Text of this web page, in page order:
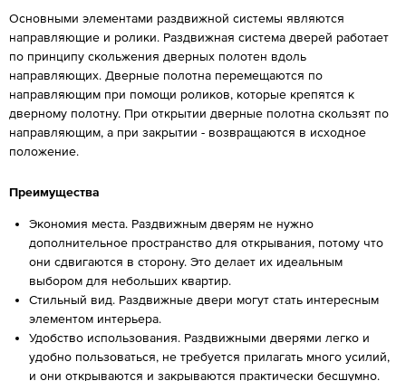
Основными элементами раздвижной системы являются
направляющие и ролики. Раздвижная система дверей работает
по принципу скольжения дверных полотен вдоль
направляющих. Дверные полотна перемещаются по
направляющим при помощи роликов, которые крепятся к
дверному полотну. При открытии дверные полотна скользят по
направляющим, а при закрытии - возвращаются в исходное
положение.
Преимущества
Экономия места. Раздвижным дверям не нужно
дополнительное пространство для открывания, потому что
они сдвигаются в сторону. Это делает их идеальным
выбором для небольших квартир.
Стильный вид. Раздвижные двери могут стать интересным
элементом интерьера.
Удобство использования. Раздвижными дверями легко и
удобно пользоваться, не требуется прилагать много усилий,
и они открываются и закрываются практически бесшумно.